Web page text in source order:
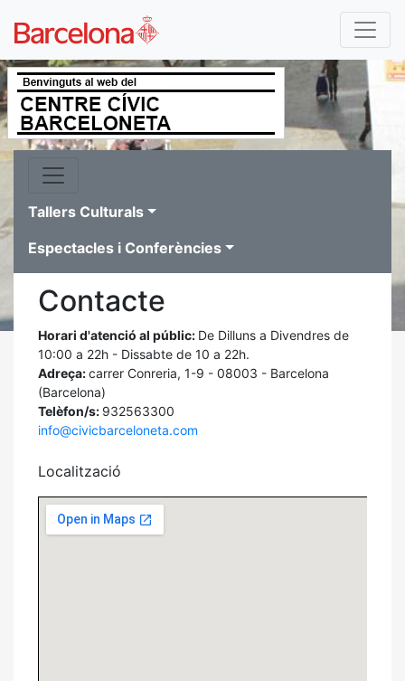
Tallers Culturals
Espectacles i Conferències
Contacte
Horari d'atenció al públic: De Dilluns a Divendres de
10:00 a 22h - Dissabte de 10 a 22h.
Adreça:carrer Conreria, 1-9 - 08003 - Barcelona
(Barcelona)
Telèfon/s: 932563300
info@civicbarceloneta.com
Localització